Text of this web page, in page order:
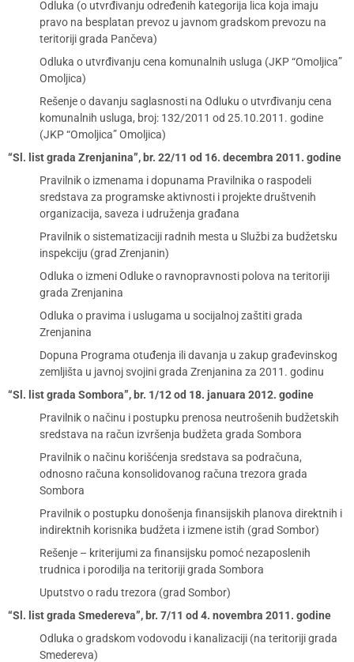
Odluka (o utvrđivanju određenih kategorija lica koja imaju
pravo na besplatan prevoz u javnom gradskom prevozu na
teritoriji grada Pančeva)
Odluka o utvrđivanju cena komunalnih usluga (JKP “Omoljica”
Omoljica)
Rešenje o davanju saglasnosti na Odluku o utvrđivanju cena
komunalnih usluga, broj: 132/2011 od 25.10.2011. godine
(JKP “Omoljica” Omoljica)
“Sl. list grada Zrenjanina”, br. 22/11 od 16. decembra 2011. godine
Pravilnik o izmenama i dopunama Pravilnika o raspodeli
sredstava za programske aktivnosti i projekte društvenih
organizacija, saveza i udruženja građana
Pravilnik o sistematizaciji radnih mesta u Službi za budžetsku
inspekciju (grad Zrenjanin)
Odluka o izmeni Odluke o ravnopravnosti polova na teritoriji
grada Zrenjanina
Odluka o pravima i uslugama u socijalnoj zaštiti grada
Zrenjanina
Dopuna Programa otuđenja ili davanja u zakup građevinskog
zemljišta u javnoj svojini grada Zrenjanina za 2011. godinu
“Sl. list grada Sombora”, br. 1/12 od 18. januara 2012. godine
Pravilnik o načinu i postupku prenosa neutrošenih budžetskih
sredstava na račun izvršenja budžeta grada Sombora
Pravilnik o načinu korišćenja sredstava sa podračuna,
odnosno računa konsolidovanog računa trezora grada
Sombora
Pravilnik o postupku donošenja finansijskih planova direktnih i
indirektnih korisnika budžeta i izmene istih (grad Sombor)
Rešenje – kriterijumi za finansijsku pomoć nezaposlenih
trudnica i porodilja na teritoriji grada Sombora
Uputstvo o radu trezora (grad Sombor)
“Sl. list grada Smedereva”, br. 7/11 od 4. novembra 2011. godine
Odluka o gradskom vodovodu i kanalizaciji (na teritoriji grada
Smedereva)